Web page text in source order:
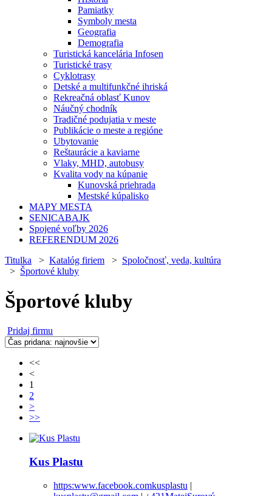
Pamiatky
Symboly mesta
Geografia
Demografia
Turistická kancelária Infosen
Turistické trasy
Cyklotrasy
Detské a multifunkčné ihriská
Rekreačná oblasť Kunov
Náučný chodník
Tradičné podujatia v meste
Publikácie o meste a regióne
Ubytovanie
Reštaurácie a kaviarne
Vlaky, MHD, autobusy
Kvalita vody na kúpanie
Kunovská priehrada
Mestské kúpalisko
MAPY MESTA
SENICABAJK
Spojené voľby 2026
REFERENDUM 2026
Titulka > Katalóg firiem > Spoločnosť, veda, kultúra
> Športové kluby
Športové kluby
Pridaj firmu
<<
<
1
2
>
>>
Kus Plastu
https:www.facebook.comkusplastu |